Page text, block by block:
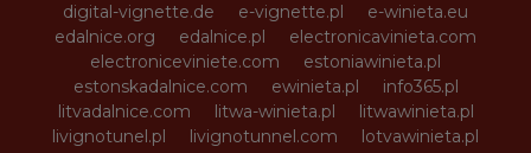
digital-vignette.de
e-vignette.pl
e-winieta.eu
edalnice.org
edalnice.pl
electronicavinieta.com
electroniceviniete.com
estoniawinieta.pl
estonskadalnice.com
ewinieta.pl
info365.pl
litvadalnice.com
litwa-winieta.pl
litwawinieta.pl
livignotunel.pl
livignotunnel.com
lotvawinieta.pl